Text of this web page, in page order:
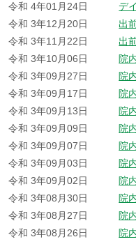
令和 4年01月24日
デ
令和 3年12月20日
出
令和 3年11月22日
出
令和 3年10月06日
院
令和 3年09月27日
院
令和 3年09月17日
院
令和 3年09月13日
院
令和 3年09月09日
院
令和 3年09月07日
院
令和 3年09月03日
院
令和 3年09月02日
院
令和 3年08月30日
院
令和 3年08月27日
院
令和 3年08月26日
院